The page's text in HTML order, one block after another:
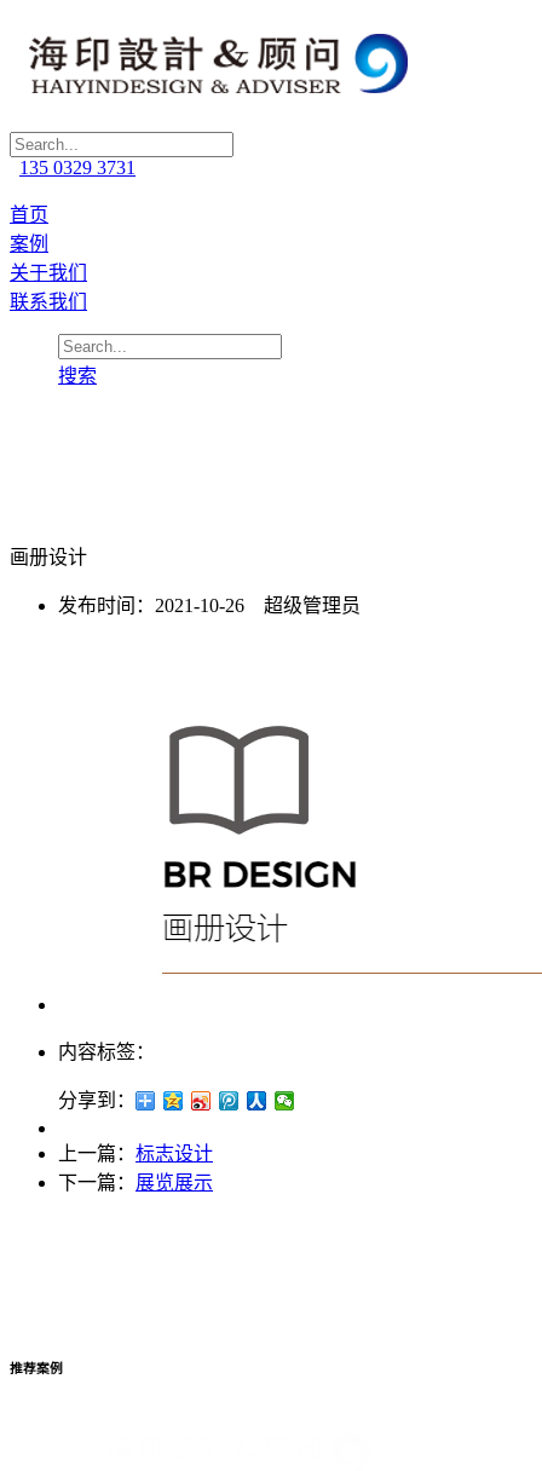
135 0329 3731
首页
案例
关于我们
联系我们
搜索
画册设计
发布时间：2021-10-26 超级管理员
内容标签：
分享到：
上一篇： 标志设计
下一篇： 展览展示
推荐案例